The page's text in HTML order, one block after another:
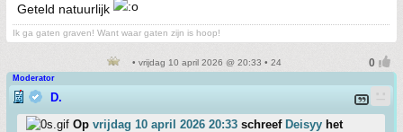
Geteld natuurlijk
Ik ga gaten graven! Want waar gaten zijn is hoop!
• vrijdag 10 april 2026 @ 20:33 • 24
Moderator
D.
Op vrijdag 10 april 2026 20:33 schreef Deisyy het